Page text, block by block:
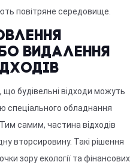
повітряне середовище.
видалення
будівельні відходи можуть
спеціального обладнання
самим, частина відходів
вторсировину. Такі рішення
зору екології та фінансових